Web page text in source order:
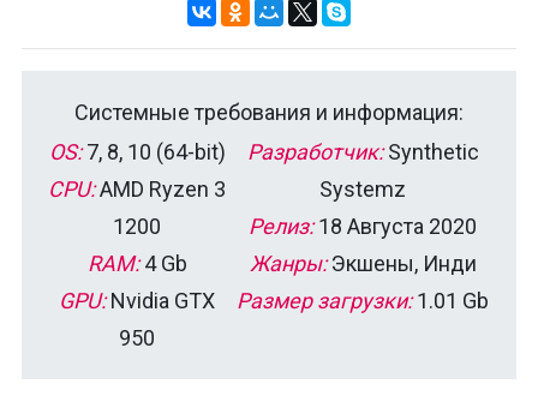
Системные требования и информация:
OS:7, 8, 10 (64-bit)
CPU:AMD Ryzen 3
1200
RAM:4 Gb
GPU:Nvidia GTX
950
Разработчик:Synthetic
Systemz
Релиз:18 Августа 2020
Жанры:Экшены, Инди
Размер загрузки:1.01 Gb